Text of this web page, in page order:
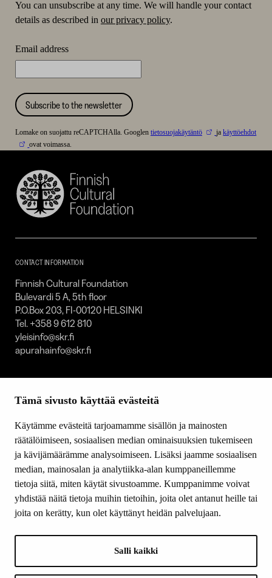
Tämä sivusto käyttää evästeitä
Käytämme evästeitä tarjoamamme sisällön ja mainosten
räätälöimiseen, sosiaalisen median ominaisuuksien tukemiseen
ja kävijämäärämme analysoimiseen. Lisäksi jaamme sosiaalisen
median, mainosalan ja analytiikka-alan kumppaneillemme
tietoja siitä, miten käytät sivustoamme. Kumppanimme voivat
yhdistää näitä tietoja muihin tietoihin, joita olet antanut heille tai
joita on kerätty, kun olet käyttänyt heidän palvelujaan.
Salli kaikki
You can unsubscribe at any time. We will handle your contact
details as described in our privacy policy.
Email address
Subscribe to the newsletter
Lomake on suojattu reCAPTCHAlla. Googlen tietosuojakäytäntö jakäyttöehdot
ovat voimassa.
Finnish
Cultural
SKR
CONTACT INFORMATION
Finnish Cultural Foundation
Bulevardi 5 A, 5th floor
P.O.Box 203, FI-00120 HELSINKI
Tel. +358 9 612 810
yleisinfo@skr.fi
apurahainfo@skr.fi
SITEMAP
Grants
Donations and bequests
About us
What’s new
Contact us
YouTube